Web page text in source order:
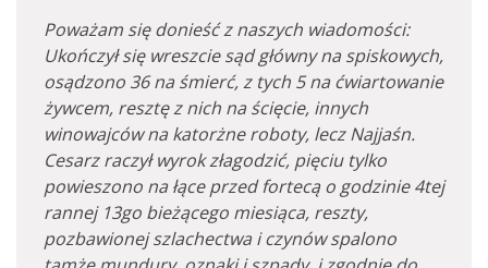
Poważam się donieść z naszych wiadomości:
Ukończył się wreszcie sąd główny na spiskowych,
osądzono 36 na śmierć, z tych 5 na ćwiartowanie
żywcem, resztę z nich na ścięcie, innych
winowajców na katorżne roboty, lecz Najjaśn.
Cesarz raczył wyrok złagodzić, pięciu tylko
powieszono na łące przed fortecą o godzinie 4tej
rannej 13go bieżącego miesiąca, reszty,
pozbawionej szlachectwa i czynów spalono